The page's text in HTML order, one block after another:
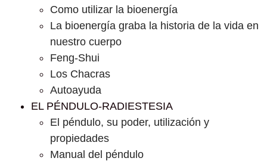
Como utilizar la bioenergía
La bioenergía graba la historia de la vida en
nuestro cuerpo
Feng-Shui
Los Chacras
Autoayuda
EL PÉNDULO-RADIESTESIA
El péndulo, su poder, utilización y
propiedades
Manual del péndulo